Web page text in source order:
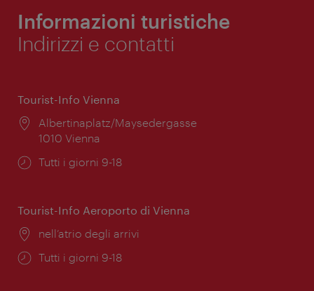
Informazioni turistiche
Indirizzi e contatti
Tourist-Info Vienna
Posizione:
Albertinaplatz/Maysedergasse
1010 Vienna
Orari
Tutti i giorni 9-18
Tourist-Info Aeroporto di Vienna
Posizione:
nell’atrio degli arrivi
Orari
Tutti i giorni 9-18